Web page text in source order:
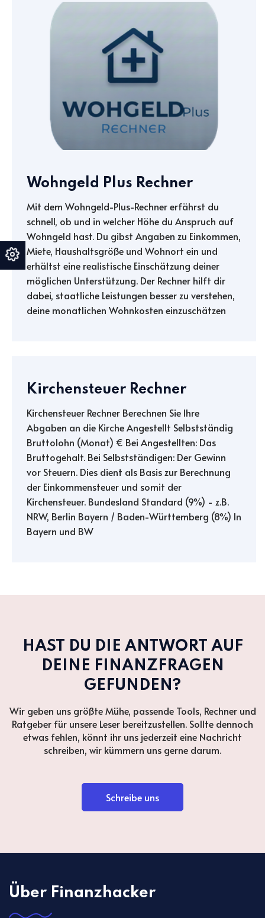
Wohngeld Plus Rechner
Mit dem Wohngeld-Plus-Rechner erfährst du
schnell, ob und in welcher Höhe du Anspruch auf
Wohngeld hast. Du gibst Angaben zu Einkommen,
Miete, Haushaltsgröße und Wohnort ein und
erhältst eine realistische Einschätzung deiner
möglichen Unterstützung. Der Rechner hilft dir
dabei, staatliche Leistungen besser zu verstehen,
deine monatlichen Wohnkosten einzuschätzen
Kirchensteuer Rechner
Kirchensteuer Rechner Berechnen Sie Ihre
Abgaben an die Kirche Angestellt Selbstständig
Bruttolohn (Monat) € Bei Angestellten: Das
Bruttogehalt. Bei Selbstständigen: Der Gewinn
vor Steuern. Dies dient als Basis zur Berechnung
der Einkommensteuer und somit der
Kirchensteuer. Bundesland Standard (9%) - z.B.
NRW, Berlin Bayern / Baden-Württemberg (8%) In
Bayern und BW
HAST DU DIE ANTWORT AUF
DEINE FINANZFRAGEN
GEFUNDEN?
Wir geben uns größte Mühe, passende Tools, Rechner und
Ratgeber für unsere Leser bereitzustellen. Sollte dennoch
etwas fehlen, könnt ihr uns jederzeit eine Nachricht
schreiben, wir kümmern uns gerne darum.
Schreibe uns
Über Finanzhacker